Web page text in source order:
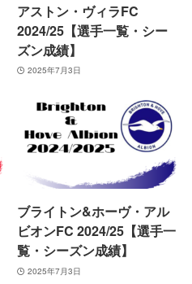
アストン・ヴィラFC
2024/25【選手一覧・シー
ズン成績】
2025年7月3日
ブライトン&ホーヴ・アル
ビオンFC 2024/25【選手一
覧・シーズン成績】
2025年7月3日